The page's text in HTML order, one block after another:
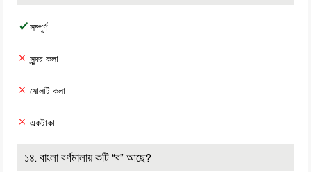
সম্পূর্ণ
সুন্দর কলা
ষোলটি কলা
একটাকা
১৪. বাংলা বর্ণমালায় কটি “ব” আছে?